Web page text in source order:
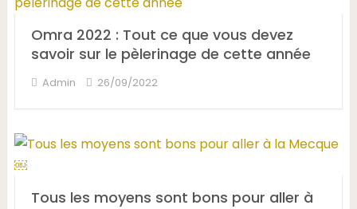
Omra 2022 : Tout ce que vous devez
savoir sur le pèlerinage de cette année
Admin 26/09/2022
Tous les moyens sont bons pour aller à